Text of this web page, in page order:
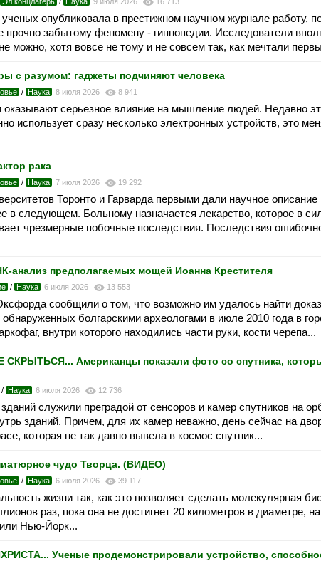
ученых опубликовала в престижном научном журнале работу,
прочно забытому феномену - гипнопедии. Исследователи
можно, хотя вовсе не тому и не совсем так, как мечтали
с разумом: гаджеты подчиняют человека
/ Наука 8 июля 2026 8 941
оказывают серьезное влияние на мышление людей. Недавно
использует сразу несколько электронных устройств, это
рака
/ Наука 7 июля 2026 19 292
Торонто и Гарварда первыми дали научное описание
в следующем. Больному назначается лекарство, которое в
чрезмерные побочные последствия. Последствия
анализ предполагаемых мощей Иоанна Крестителя
/ Наука 6 июля 2026 13 553
сообщили о том, что возможно им удалось найти
болгарскими археологами в июле 2010 года в
внутри которого находились части руки, кости черепа...
Американцы показали фото со спутника,
/ Наука 6 июля 2026 12 736
служили преградой от сенсоров и камер спутников на
зданий. Причем, для их камер неважно, день сейчас на
которая не так давно вывела в космос спутник...
чудо Творца. (ВИДЕО)
/ Наука 6 июля 2026 39 117
жизни так, как это позволяет сделать молекулярная
раз, пока она не достигнет 20 километров в диаметре,
Нью-Йорк...
Ученые продемонстрировали устройство,